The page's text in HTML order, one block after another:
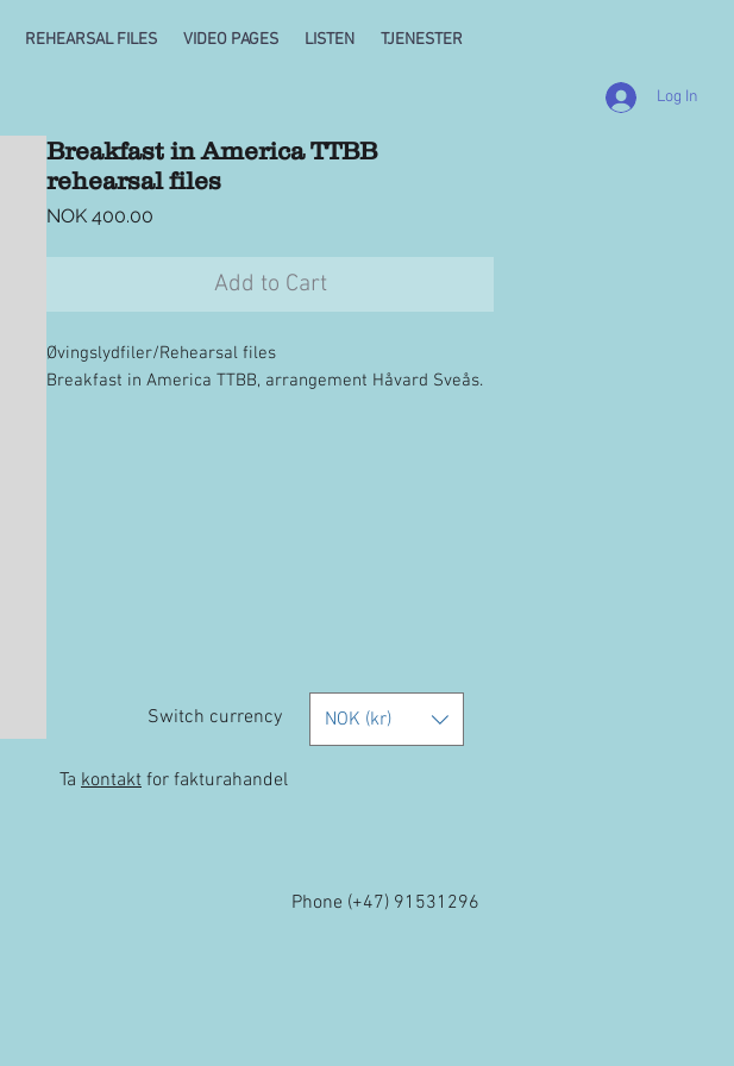
REHEARSAL FILES VIDEO PAGES LISTEN TJENESTER
Log In
Breakfast in America TTBB
rehearsal files
NOK 400.00
Add to Cart
Øvingslydfiler/Rehearsal files
Breakfast in America TTBB, arrangement Håvard Sveås.
NOK (kr)
Switch currency
Ta kontakt for fakturahandel
Phone (+47) 91531296